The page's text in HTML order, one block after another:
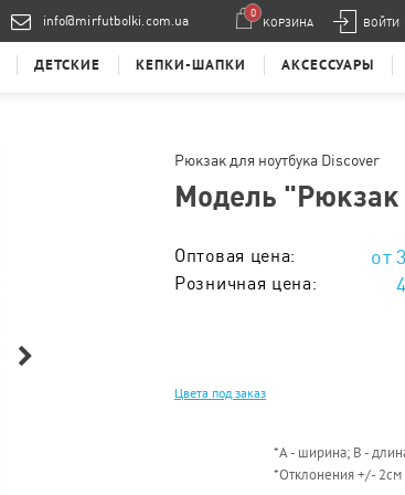
info@mirfutbolki.com.ua ВОЙТИ
0
КОРЗИНА
ДЕТСКИЕ КЕПКИ-ШАПКИ АКСЕССУАРЫ
Рюкзак для ноутбука Discover
Модель "Рюкзак
Оптовая цена:
Розничная цена:
Тираж 51 - 100 шт. :
Цвета под заказ
*А - ширина; B -
*Отклонения +/- 2см